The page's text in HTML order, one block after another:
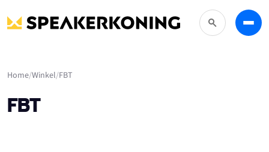
Zoeken
Home Winkel FBT
FBT